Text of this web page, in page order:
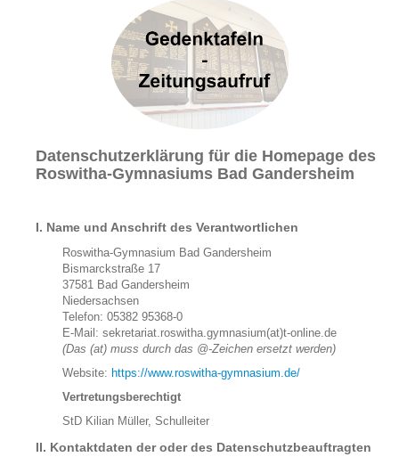
Fächervorstellung
SCHULLEBEN & AKTUELLES
Aktuelle Berichte
Geschichte des Gymnasiums
Bibliothek
Roswitha von Gandersheim
Schüleraustausch Skegness - Bericht
Schulfahrten
Vorstellung der Schule und Fotorundgang
Bildergalerie
Abiturjahrgänge
Verpflegung
Sprachzertifikate
SEKUNDARSTUFE I
Arbeitsgemeinschaften
Datenschutzerklärung für die Homepage des
Roswitha-Gymnasiums Bad Gandersheim
I. Name und Anschrift des Verantwortlichen
Roswitha-Gymnasium Bad Gandersheim
Bismarckstraße 17
37581 Bad Gandersheim
Niedersachsen
Telefon: 05382 95368-0
E-Mail: sekretariat.roswitha.gymnasium(at)t-online.de
(Das (at) muss durch das @-Zeichen ersetzt werden)
Website: https://www.roswitha-gymnasium.de/
Vertretungsberechtigt
StD Kilian Müller, Schulleiter
II. Kontaktdaten der oder des Datenschutzbeauftragten